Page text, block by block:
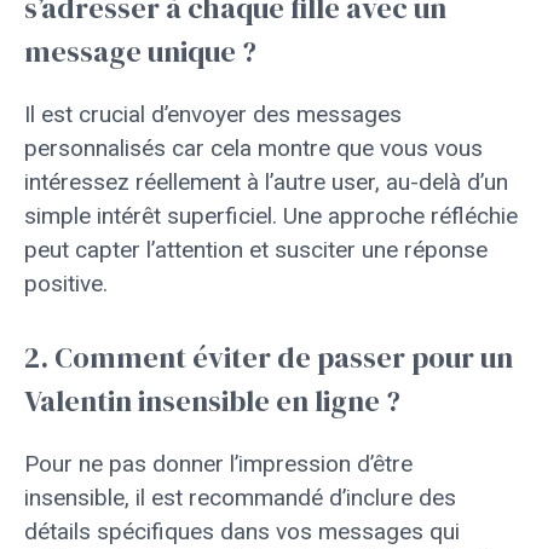
message unique ?
Il est crucial d’envoyer des messages
personnalisés car cela montre que vous vous
intéressez réellement à l’autre user, au-delà d’un
simple intérêt superficiel. Une approche réfléchie
peut capter l’attention et susciter une réponse
positive.
2. Comment éviter de passer pour un
Valentin insensible en ligne ?
Pour ne pas donner l’impression d’être
insensible, il est recommandé d’inclure des
détails spécifiques dans vos messages qui